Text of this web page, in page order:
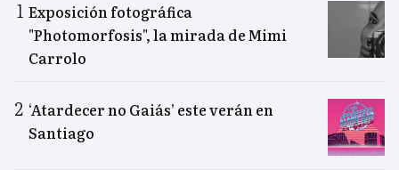
Exposición fotográfica
"Photomorfosis", la mirada de Mimi
Carrolo
‘Atardecer no Gaiás’ este verán en
Santiago